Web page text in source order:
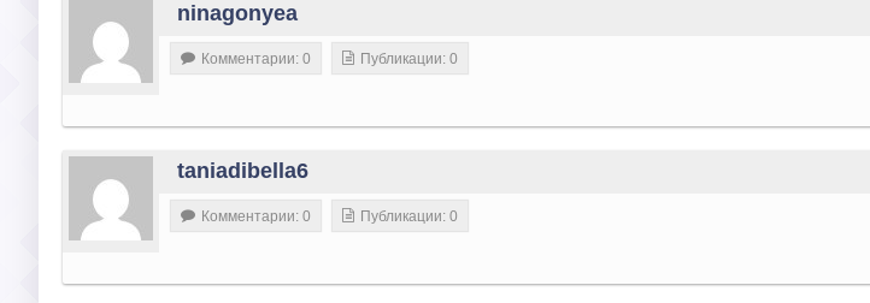
ninagonyea
Комментарии: 0 Публикации: 0
taniadibella6
Комментарии: 0 Публикации: 0